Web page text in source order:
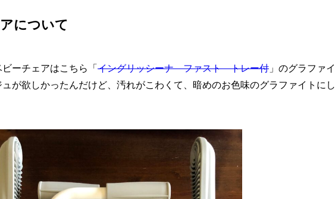
について
ーチェアはこちら「 イングリッシーナ ファスト トレー付 」のグラファイ
ュが欲しかったんだけど、汚れがこわくて、暗めのお色味のグラファイトにし